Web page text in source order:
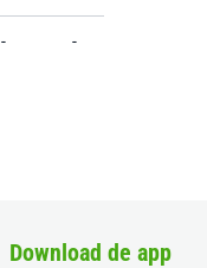
- -
Download de app